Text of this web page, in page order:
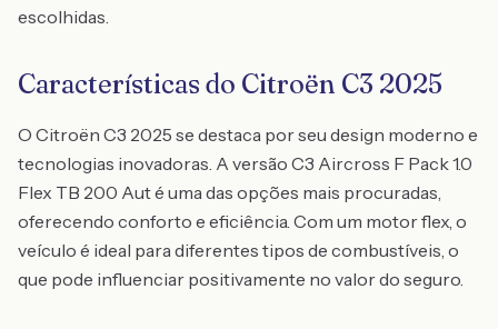
escolhidas.
Características do Citroën C3 2025
O Citroën C3 2025 se destaca por seu design moderno e
tecnologias inovadoras. A versão C3 Aircross F Pack 1.0
Flex TB 200 Aut é uma das opções mais procuradas,
oferecendo conforto e eficiência. Com um motor flex, o
veículo é ideal para diferentes tipos de combustíveis, o
que pode influenciar positivamente no valor do seguro.